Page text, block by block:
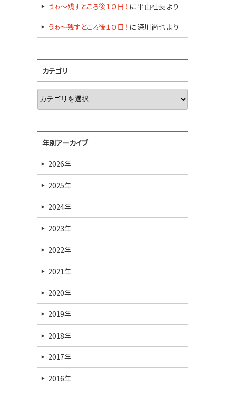
うゎ～残すところ後１０日！ に平山社長 より
うゎ～残すところ後１０日！ に 深川尚也 より
カテゴリ
年別アーカイブ
2026年
2025年
2024年
2023年
2022年
2021年
2020年
2019年
2018年
2017年
2016年